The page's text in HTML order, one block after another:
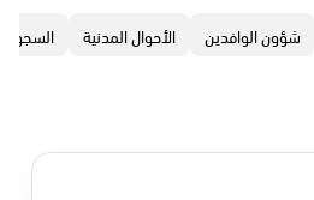
‏شؤون الوافدين الأحوال المدنية السجون